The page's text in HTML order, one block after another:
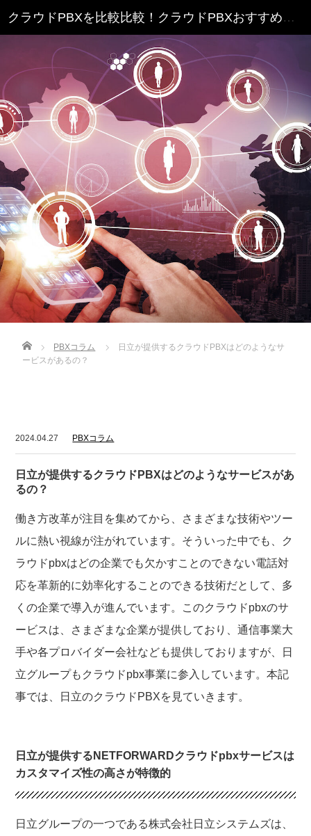
クラウドPBXを比較比較！クラウドPBXおすすめランキング
Home PBXコラム
日立が提供するクラウドPBXはどのようなサ
ービスがあるの？
2024.04.27 PBXコラム
日立が提供するクラウドPBXはどのようなサービスがあ
るの？
働き方改革が注目を集めてから、さまざまな技術やツー
ルに熱い視線が注がれています。そういった中でも、ク
ラウドpbxはどの企業でも欠かすことのできない電話対
応を革新的に効率化することのできる技術だとして、多
くの企業で導入が進んでいます。このクラウドpbxのサ
ービスは、さまざまな企業が提供しており、通信事業大
手や各プロバイダー会社なども提供しておりますが、日
立グループもクラウドpbx事業に参入しています。本記
事では、日立のクラウドPBXを見ていきます。
日立が提供するNETFORWARDクラウドpbxサービスは
カスタマイズ性の高さが特徴的
日立グループの一つである株式会社日立システムズは、